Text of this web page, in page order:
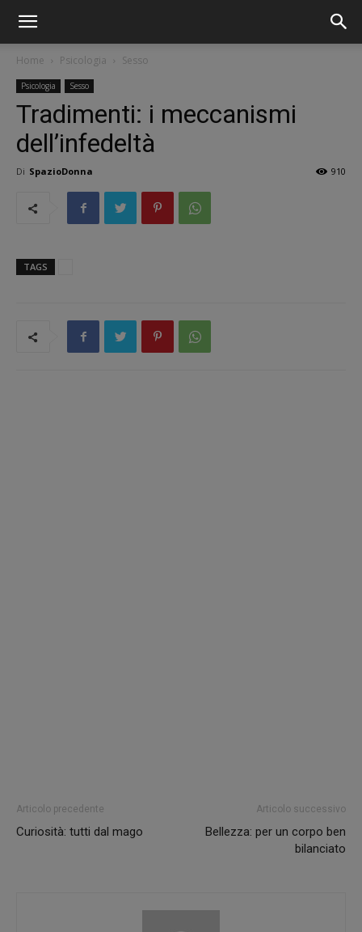
Home Psicologia Sesso
Psicologia Sesso
Tradimenti: i meccanismi
dell’infedeltà
Di SpazioDonna 910
TAGS
Articolo precedente
Curiosità: tutti dal mago
Articolo successivo
Bellezza: per un corpo ben
bilanciato